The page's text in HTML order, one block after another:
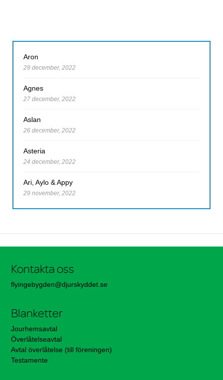
Aron
29 december, 2022
Agnes
27 december, 2022
Aslan
26 december, 2022
Asteria
24 december, 2022
Ari, Aylo & Appy
29 november, 2022
Kontakta oss
flyingebygden@djurskyddet.se
Blanketter
Jourhemsavtal
Överlåtelseavtal
Avtal överlåtelse (till föreningen)
Testamente